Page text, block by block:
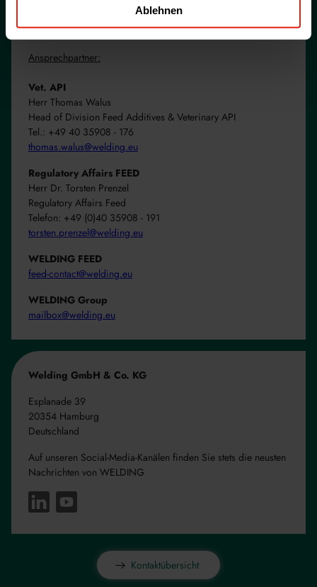
Ablehnen
+49 40 35908 - 0
Ansprechpartner:
Vet. API
Herr Thomas Walus
Head of Division Feed Additives & Veterinary API
Tel.: +49 40 35908 - 176
thomas.walus@welding.eu
Regulatory Affairs FEED
Herr Dr. Torsten Prenzel
Regulatory Affairs Feed
Telefon: +49 (0)40 35908 - 191
torsten.prenzel@welding.eu
WELDING FEED
feed-contact@welding.eu
WELDING Group
mailbox@welding.eu
Welding GmbH & Co. KG
Esplanade 39
20354 Hamburg
Deutschland
Auf unseren Social-Media-Kanälen finden Sie stets die neusten
Nachrichten von WELDING
Kontaktübersicht